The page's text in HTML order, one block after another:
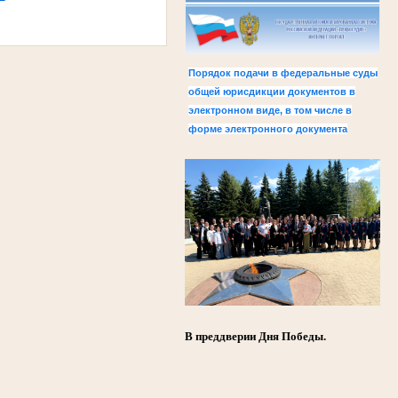
Порядок подачи в федеральные суды
общей юрисдикции документов в
электронном виде, в том числе в
форме электронного документа
В преддверии Дня Победы.